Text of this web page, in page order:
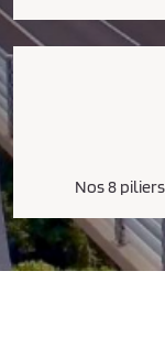
Nos 8